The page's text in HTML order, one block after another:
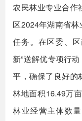
农民林业专业合作
区2024年湖南省
任务。在区委、
新”送解优专项行
平，确保了良好的
林地面积16.49万
林业经营主体数